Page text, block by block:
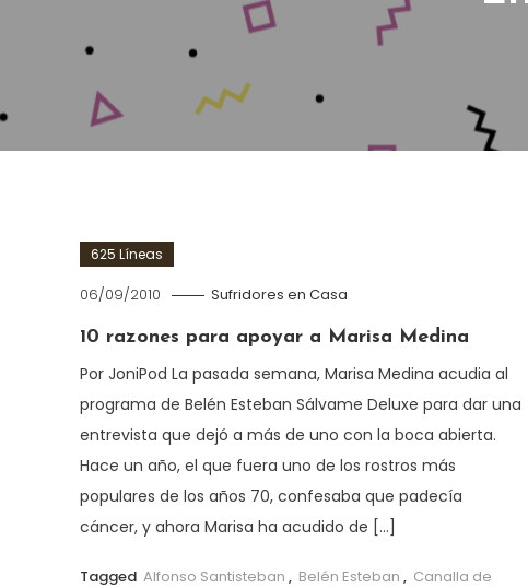
625 Líneas
06/09/2010 Sufridores en Casa
10 razones para apoyar a Marisa Medina
Por JoniPod La pasada semana, Marisa Medina acudia al
programa de Belén Esteban Sálvame Deluxe para dar una
entrevista que dejó a más de uno con la boca abierta.
Hace un año, el que fuera uno de los rostros más
populares de los años 70, confesaba que padecía
cáncer, y ahora Marisa ha acudido de […]
Tagged Alfonso Santisteban , Belén Esteban , Canalla de